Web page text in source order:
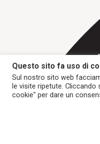
Questo sito fa uso di
Sul nostro sito web
le visite ripetute.
cookie" per dare un